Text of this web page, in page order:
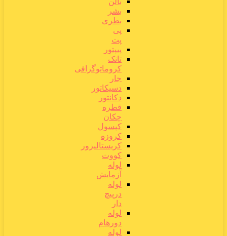
بشر
بطری
پی
پت
پیپتور
تانک
کروماتوگرافی
جار
دسیکاتور
دکانتور
قطره
چکان
کپسول
کروزه
کریستالیزور
کووت
لوله
آزمایش
لوله
درپیچ
دار
لوله
دورهام
لوله